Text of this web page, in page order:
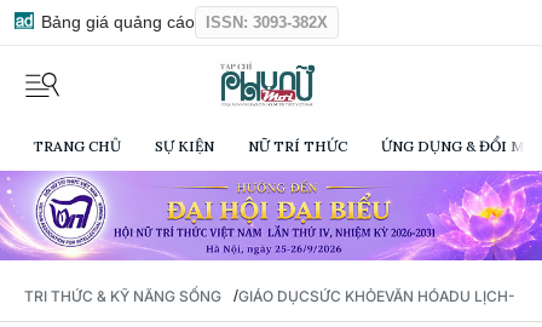
Bảng giá quảng cáo ISSN: 3093-382X
TRANG CHỦ SỰ KIỆN NỮ TRÍ THỨC ỨNG DỤNG & ĐỔI
TRI THỨC & KỸ NĂNG SỐNG /GIÁO DỤCSỨC KHỎEVĂN HÓADU LỊCH-